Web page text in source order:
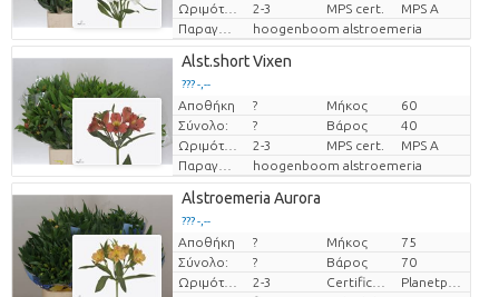
Ωριμότητα
2-3 MPS cert.
MPS A
Παραγωγός
hoogenboom alstroemeria
Alst.short Vixen
??? -,--
Τιμή ανά τεμάχιο
Αποθήκη ? Μήκος
60
Σύνολο:
? Βάρος
40
Ωριμότητα
2-3 MPS cert.
MPS A
Παραγωγός
hoogenboom alstroemeria
Alstroemeria Aurora
??? -,--
Τιμή ανά τεμάχιο
Αποθήκη ? Μήκος
75
Σύνολο:
? Βάρος
70
Ωριμότητα
2-3